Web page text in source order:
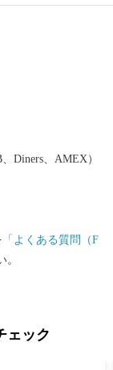
Diners、AMEX）
「よくある質問（F
ェック